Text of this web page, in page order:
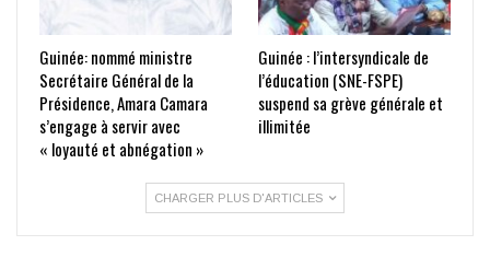
Guinée: nommé ministre
Secrétaire Général de la
Présidence, Amara Camara
s’engage à servir avec
« loyauté et abnégation »
Guinée : l’intersyndicale de
l’éducation (SNE-FSPE)
suspend sa grève générale et
illimitée
CHARGER PLUS D'ARTICLES